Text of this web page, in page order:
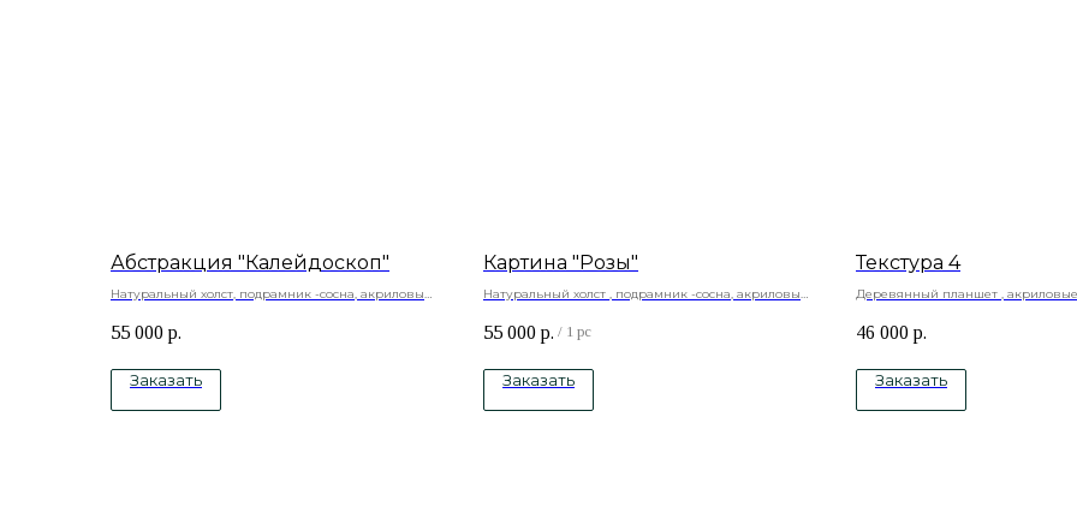
Абстракция "Калейдоскоп"
Натуральный холст, подрамник -сосна, акриловые
55 000 р.
Заказать
Картина "Розы"
Натуральный холст , подрамник -сосна, акриловые
55 000 р. / 1 pc
Заказать
Текстура 4
Деревянный планшет ,
46 000 р.
Заказать